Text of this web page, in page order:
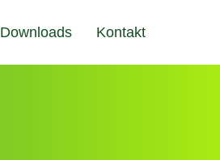
Downloads Kontakt